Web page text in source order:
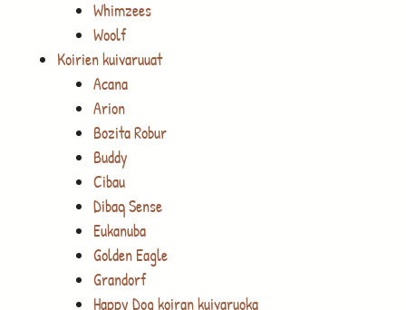
Whimzees
Woolf
Koirien kuivaruuat
Acana
Arion
Bozita Robur
Buddy
Cibau
Dibaq Sense
Eukanuba
Golden Eagle
Grandorf
Happy Dog koiran kuivaruoka